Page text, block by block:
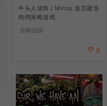
牛头人迷阵 / Minos 迷宫建造
肉鸽策略游戏
策略战棋
0